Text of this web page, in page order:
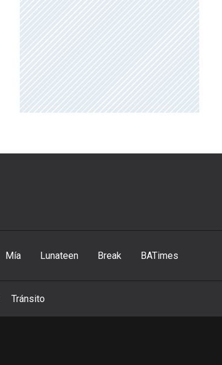
Mía Lunateen Break BATimes
Tránsito